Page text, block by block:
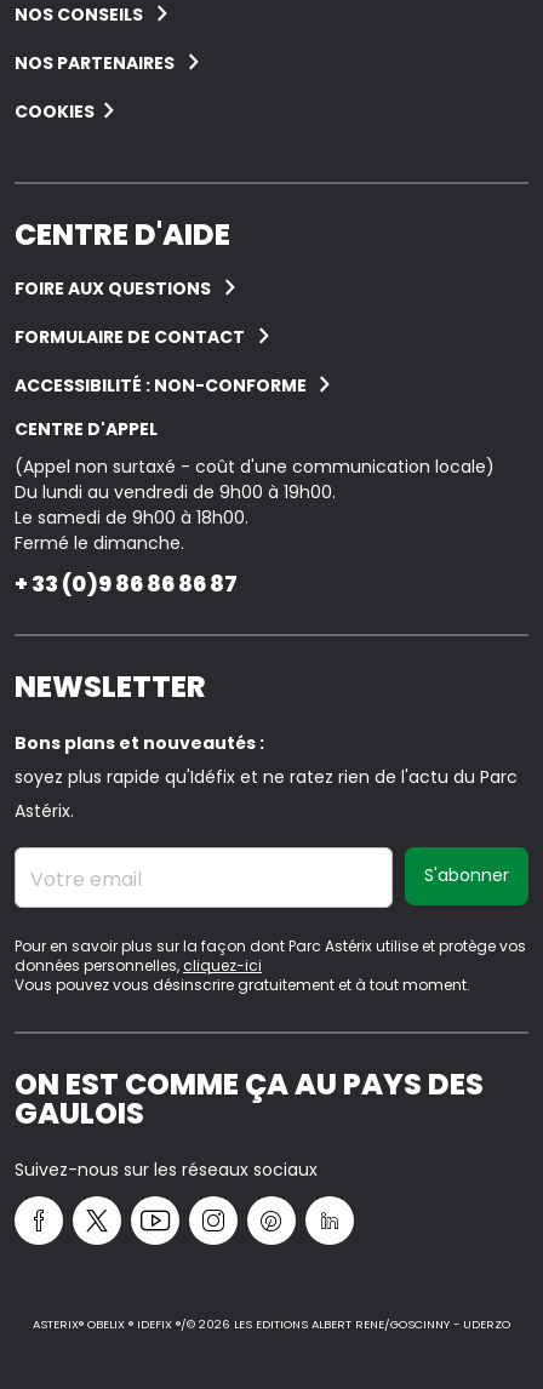
NOS CONSEILS
NOS PARTENAIRES
COOKIES
CENTRE D'AIDE
FOIRE AUX QUESTIONS
FORMULAIRE DE CONTACT
ACCESSIBILITÉ : NON-CONFORME
CENTRE D'APPEL
(Appel non surtaxé - coût d'une communication locale)
Du lundi au vendredi de 9h00 à 19h00.
Le samedi de 9h00 à 18h00.
Fermé le dimanche.
+ 33 (0)9 86 86 86 87
ON EST COMME ÇA AU PAYS DES
GAULOIS
Suivez-nous sur les réseaux sociaux
NEWSLETTER
Bons plans et nouveautés :
soyez plus rapide qu'Idéfix et ne ratez rien de l'actu du Parc
Astérix.
Votre email
Pour en savoir plus sur la façon dont Parc Astérix utilise et protège vos
données personnelles,cliquez-ici
Vous pouvez vous désinscrire gratuitement et à tout moment.
ASTERIX® OBELIX ® IDEFIX ®/© 2026 LES EDITIONS ALBERT RENE/GOSCINNY - UDERZO